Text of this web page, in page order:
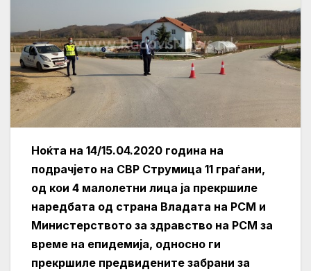
Ноќта на 14/15.04.2020 година на
подрачјето на СВР Струмица 11 граѓани,
од кои 4 малолетни лица ја прекршиле
наредбата од страна Владата на РСМ и
Министерството за здравство на РСМ за
време на епидемија, односно ги
прекршиле предвидените забрани за